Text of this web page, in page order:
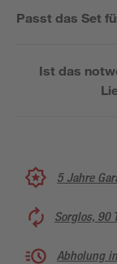
Passt das Set
Ist das
5 Jahre
Sorglos, 90
Abholung